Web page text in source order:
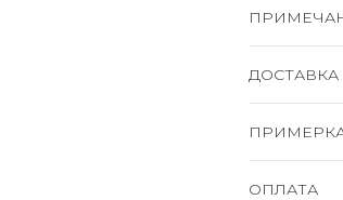
ОПЛАТА